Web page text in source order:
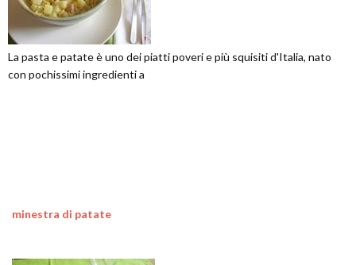
La pasta e patate è uno dei piatti poveri e più squisiti d'Italia, nato
con pochissimi ingredienti a
minestra di patate